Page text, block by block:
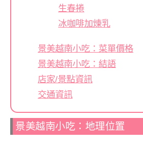
生春捲
冰咖啡加煉乳
景美越南小吃：菜單價格
景美越南小吃：結語
店家/景點資訊
交通資訊
景美越南小吃：地理位置